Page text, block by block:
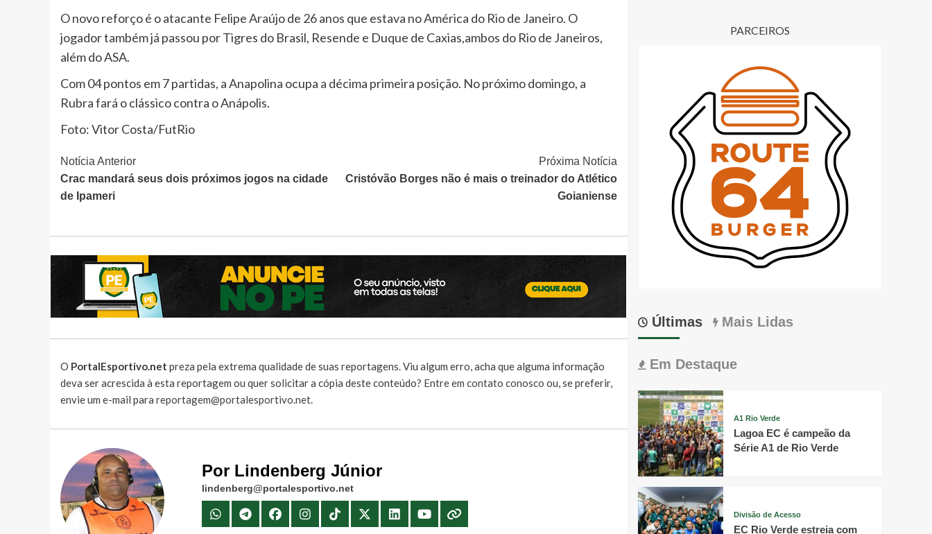
O novo reforço é o atacante Felipe Araújo de 26 anos que estava no América do Rio de Janeiro. O
jogador também já passou por Tigres do Brasil, Resende e Duque de Caxias,ambos do Rio de Janeiros,
além do ASA.
Com 04 pontos em 7 partidas, a Anapolina ocupa a décima primeira posição. No próximo domingo, a
Rubra fará o clássico contra o Anápolis.
Foto: Vitor Costa/FutRio
Continue
Lendo
Notícia Anterior
Crac mandará seus dois próximos jogos na cidade
de Ipameri
Próxima Notícia
Cristóvão Borges não é mais o treinador do Atlético
Goianiense
O PortalEsportivo.net preza pela extrema qualidade de suas reportagens. Viu algum erro, acha que alguma informação
deva ser acrescida à esta reportagem ou quer solicitar a cópia deste conteúdo? Entre em contato conosco ou, se preferir,
envie um e-mail para reportagem@portalesportivo.net.
Por Lindenberg Júnior
lindenberg@portalesportivo.net
PARCEIROS
Últimas Mais Lidas
Em Destaque
A1 Rio Verde
Lagoa EC é campeão da
Série A1 de Rio Verde
Divisão de Acesso
EC Rio Verde estreia com